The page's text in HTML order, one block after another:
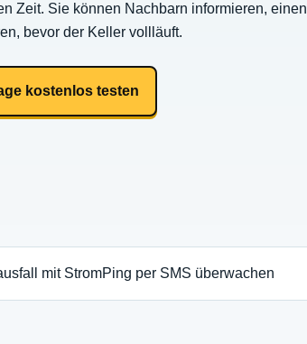
Zeit. Sie können Nachbarn informieren, einen
bevor der Keller vollläuft.
kostenlos testen